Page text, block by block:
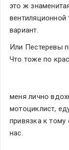
это ж
вентиляционной
вариант.
Или Пестеревы
Что тоже по
меня лично
мотоциклист,
привязка к тому
нас.